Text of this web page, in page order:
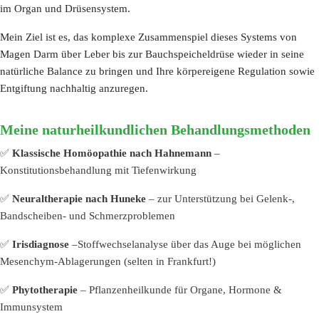
im Organ und Drüsensystem.
Mein Ziel ist es, das komplexe Zusammenspiel dieses Systems von
Magen Darm über Leber bis zur Bauchspeicheldrüse wieder in seine
natürliche Balance zu bringen und Ihre körpereigene Regulation sowie
Entgiftung nachhaltig anzuregen.
Meine naturheilkundlichen Behandlungsmethoden
✅ Klassische Homöopathie nach Hahnemann –
Konstitutionsbehandlung mit Tiefenwirkung
✅ Neuraltherapie nach Huneke – zur Unterstützung bei Gelenk-,
Bandscheiben- und Schmerzproblemen
✅ Irisdiagnose –Stoffwechselanalyse über das Auge bei möglichen
Mesenchym-Ablagerungen (selten in Frankfurt!)
✅ Phytotherapie – Pflanzenheilkunde für Organe, Hormone &
Immunsystem